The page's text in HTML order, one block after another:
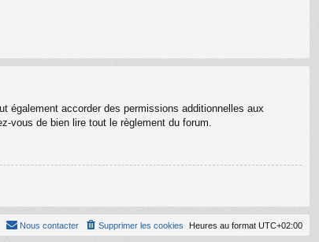
également accorder des permissions additionnelles aux
vous de bien lire tout le règlement du forum.
Heures au format UTC+02:00
Supprimer les cookies
Nous contacter